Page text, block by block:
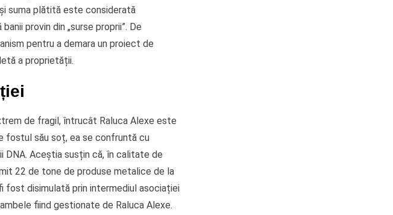
suma plătită este considerată
provin din „surse proprii”. De
pentru a demara un proiect de
a proprietății.
de fragil, întrucât Raluca Alexe este
fostul său soț, ea se confruntă cu
Aceștia susțin că, în calitate de
22 de tone de produse metalice de la
fost disimulată prin intermediul asociației
fiind gestionate de Raluca Alexe.